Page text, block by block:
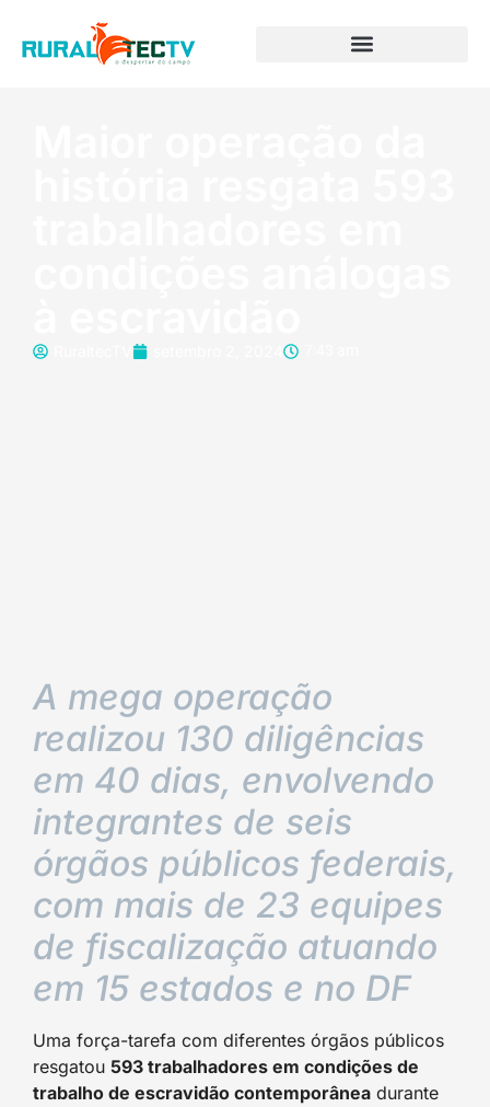
A mega operação
realizou 130 diligências
em 40 dias, envolvendo
integrantes de seis
órgãos públicos federais,
com mais de 23 equipes
de fiscalização atuando
em 15 estados e no DF
Uma força-tarefa com diferentes órgãos públicos
resgatou 593 trabalhadores em condições de
trabalho de escravidão contemporânea durante